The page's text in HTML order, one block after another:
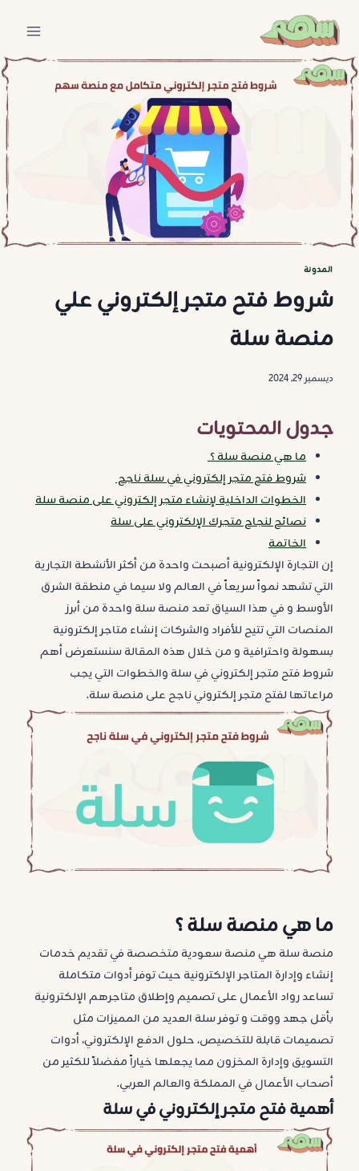
المحتوى
المدونة
شروط فتح متجر إلكتروني علي
منصة سلة
ديسمبر 29, 2024
جدول المحتويات
ما هي منصة سلة ؟
شروط فتح متجر إلكتروني في سلة ناجح
الخطوات الداخلية لإنشاء متجر إلكتروني على منصة سلة
نصائح لنجاح متجرك الإلكتروني على سلة
الخاتمة
إن التجارة الإلكترونية أصبحت واحدة من أكثر الأنشطة التجارية
التي تشهد نمواً سريعاً في العالم ولا سيما في منطقة الشرق
الأوسط و في هذا السياق تعد منصة سلة واحدة من أبرز
المنصات التي تتيح للأفراد والشركات إنشاء متاجر إلكترونية
بسهولة واحترافية و من خلال هذه المقالة سنستعرض أهم
شروط فتح متجر إلكتروني في سلة والخطوات التي يجب
مراعاتها لفتح متجر إلكتروني ناجح على منصة سلة.
ما هي منصة سلة ؟
منصة سلة هي منصة سعودية متخصصة في تقديم خدمات
إنشاء وإدارة المتاجر الإلكترونية حيث توفر أدوات متكاملة
تساعد رواد الأعمال على تصميم وإطلاق متاجرهم الإلكترونية
بأقل جهد ووقت و توفر سلة العديد من المميزات مثل
تصميمات قابلة للتخصيص، حلول الدفع الإلكتروني، أدوات
التسويق وإدارة المخزون مما يجعلها خياراً مفضلاً للكثير من
أصحاب الأعمال في المملكة والعالم العربي.
أهمية فتح متجر إلكتروني في سلة